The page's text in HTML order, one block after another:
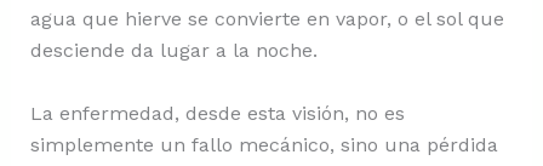
agua que hierve se convierte en vapor, o el sol que
desciende da lugar a la noche.
La enfermedad, desde esta visión, no es
simplemente un fallo mecánico, sino una pérdida